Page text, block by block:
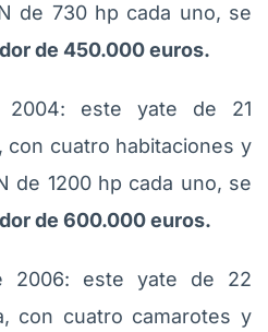
de 730 hp cada uno, se
de 450.000 euros.
2004: este yate de 21
con cuatro habitaciones y
de 1200 hp cada uno, se
de 600.000 euros.
2006: este yate de 22
con cuatro camarotes y